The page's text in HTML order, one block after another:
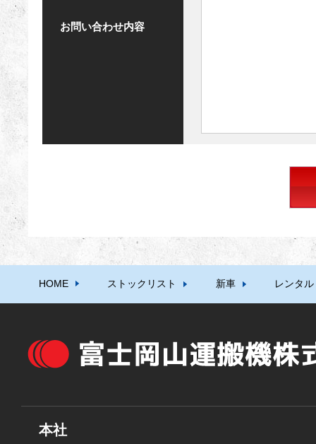
お問い合わせ内容
HOME ストックリスト 新車 レンタル
本社